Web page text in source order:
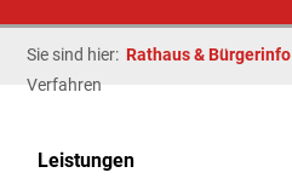
Sie sind hier: Rathaus & Bürgerinfo
Verfahren
Leistungen